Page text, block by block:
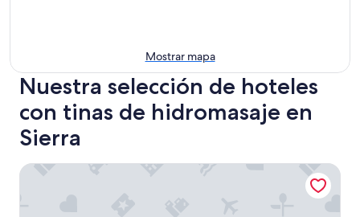
Mostrar mapa
Nuestra selección de hoteles
con tinas de hidromasaje en
Sierra
Hotel Spa Mansion Santa Isabella